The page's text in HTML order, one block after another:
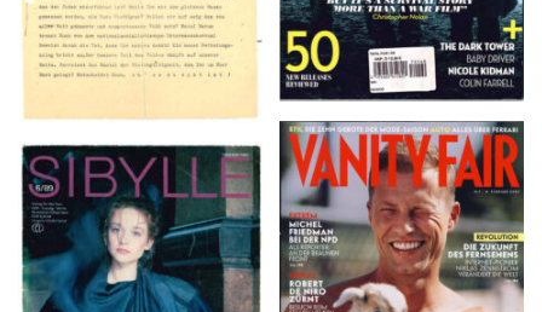
VANITY FAIR – Nr. 7 –
8. Februar 2007
SIBYLLE 6/89